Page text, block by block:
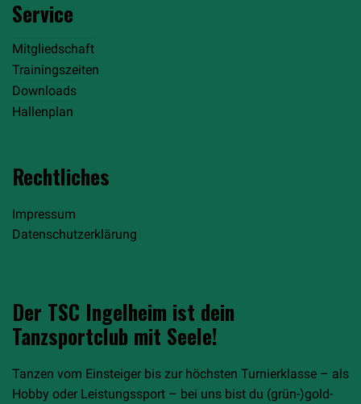
Service
Mitgliedschaft
Trainingszeiten
Downloads
Hallenplan
Rechtliches
Impressum
Datenschutzerklärung
Der TSC Ingelheim ist dein
Tanzsportclub mit Seele!
Tanzen vom Einsteiger bis zur höchsten Turnierklasse – als
Hobby oder Leistungssport – bei uns bist du (grün-)gold-